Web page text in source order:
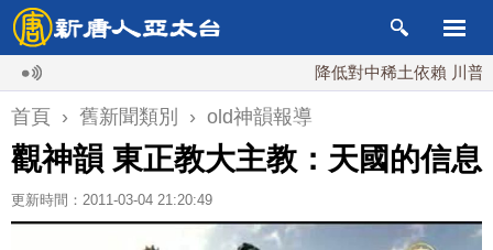
降低對中稀土依賴 川普宣布
首頁 › 舊新聞類別 › old神韻報導
觀神韻 東正教大主教：天國的信息
更新時間：2011-03-04 21:20:49